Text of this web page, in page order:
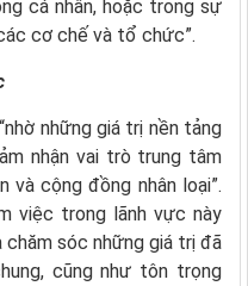
cá nhân, hoặc trong sự
cơ chế và tổ chức”.
những giá trị nền tảng
nhận vai trò trung tâm
và cộng đồng nhân loại”.
việc trong lãnh vực này
chăm sóc những giá trị đã
cũng như tôn trọng